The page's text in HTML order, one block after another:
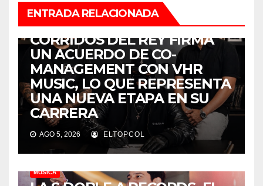
ENTRADA RELACIONADA
CORRIDOS DEL REY FIRMA
UN ACUERDO DE CO-
MANAGEMENT CON VHR
MUSIC, LO QUE REPRESENTA
UNA NUEVA ETAPA EN SU
CARRERA
AGO 5, 2026 ELTOPCOL
MÚSICA